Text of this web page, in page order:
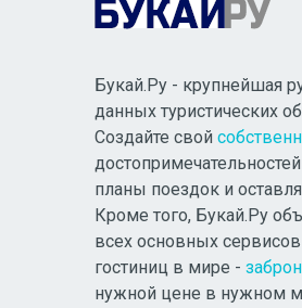
Букай.Ру - крупнейшая
данных туристических
Создайте свой
планы поездок и
Кроме того, Букай.Ру
всех основных
гостиниц в мире -
нужной цене в нужном